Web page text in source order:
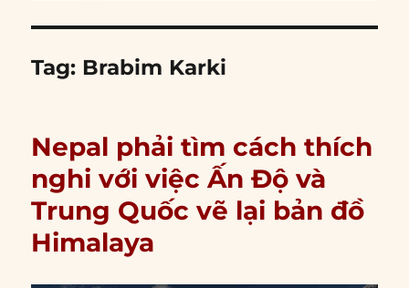
Tag: Brabim Karki
Nepal phải tìm cách thích
nghi với việc Ấn Độ và
Trung Quốc vẽ lại bản đồ
Himalaya